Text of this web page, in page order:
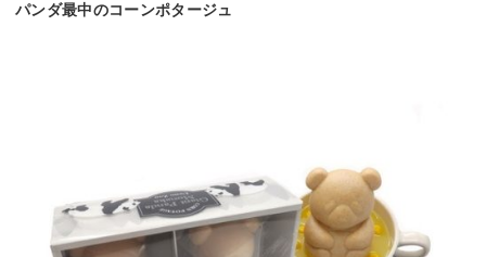
パンダ最中のコーンポタージュ